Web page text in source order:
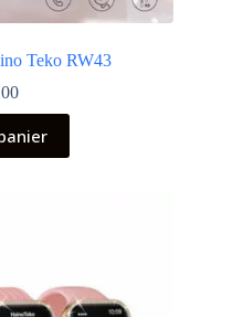
Teko RW43